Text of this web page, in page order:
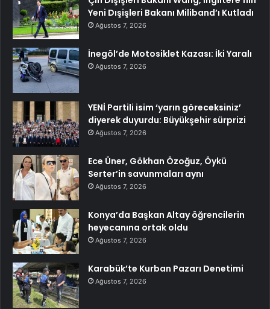
Yeni Dışişleri Bakanı Miliband’ı Kutladı
Ağustos 7, 2026
İnegöl’de Motosiklet Kazası: İki Yaralı
Ağustos 7, 2026
YENİ Partili isim ‘yarın göreceksiniz’
diyerek duyurdu: Büyükşehir sürprizi
Ağustos 7, 2026
Ece Üner, Gökhan Özoğuz, Öykü
Serter’in savunmaları aynı
Ağustos 7, 2026
Konya’da Başkan Altay öğrencilerin
heyecanına ortak oldu
Ağustos 7, 2026
Karabük’te Kurban Pazarı Denetimi
Ağustos 7, 2026